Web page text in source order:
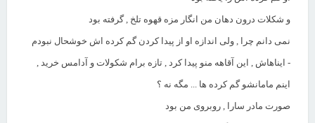
و شکلات درون دهان من انگار مزه قهوه تلخ , گرفته بود
نمی دانم چرا , ولی اندازه او از پیدا کردن گم کرده اش خوشحال نبودم
- ایناهاش , این آقاهه منو پیدا کرد , تازه برام شکولات و آدامس خرید ,
اینم مامانشو گم کرده ها ... مگه نه ؟
صورت مادر سارا , روبروی من بود